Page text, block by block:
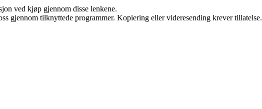
ved kjøp gjennom disse lenkene.
gjennom tilknyttede programmer. Kopiering eller videresending krever tillatelse.